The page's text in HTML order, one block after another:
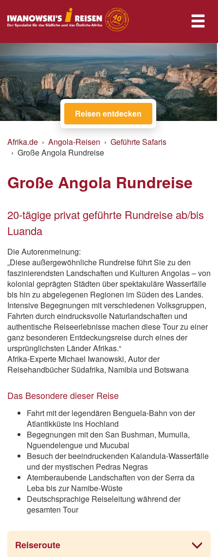
Reisen entdecken
Afrika.de Angola-Reisen
Geführte Safaris
Große Angola Rundreise
Große Angola Rundreise
20-tägige privat geführte Rundreise ab/bis
Luanda
Die Autorenmeinung:
„Diese außergewöhnliche Rundreise führt Sie zu den
faszinierendsten Landschaften und Kulturen Angolas – von
kolonial geprägten Städten über spektakuläre Wasserfälle
bis hin zu abgelegenen Regionen im Süden des Landes.
Intensive Begegnungen mit verschiedenen Volksgruppen,
Fahrten durch eindrucksvolle Naturlandschaften und
authentische Reiseerlebnisse machen diese Tour zu einer
ganz besonderen Entdeckungsreise durch eines der
ursprünglichsten Länder Afrikas.“
Afrika-Experte Michael Iwanowski, Autor der
Reisehandbücher Südafrika, Namibia und Botswana
Das Besondere dieser Reise
Fahrt mit der legendären Benguela-Bahn von der
Atlantikküste ins Hochland
Begegnungen mit den San Bushman, Mumuila,
Nguendelengue und Mucubal
Besuch der beeindruckenden Kalandula-Wasserfälle
und der mystischen Pedras Negras
Atemberaubende Landschaften von der Serra da
Leba bis zur Namibe-Wüste
Deutschsprachige Reiseleitung während der
gesamten Tour
Reiseroute